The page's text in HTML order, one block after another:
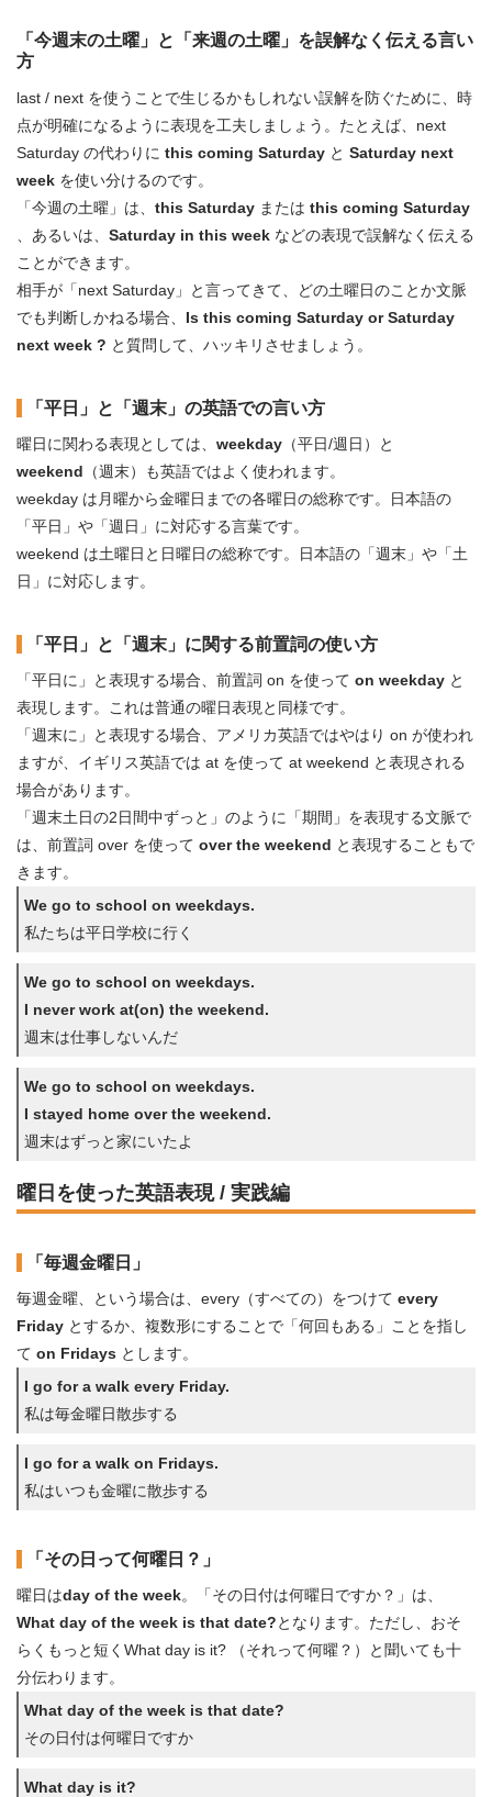
「今週末の土曜」と「来週の土曜」を誤解なく伝える言い
方
last / next を使うことで生じるかもしれない誤解を防ぐために、時
点が明確になるように表現を工夫しましょう。たとえば、next
Saturday の代わりに this coming Saturday と Saturday next
week を使い分けるのです。
「今週の土曜」は、 this Saturday または this coming Saturday
、あるいは、 Saturday in this week などの表現で誤解なく伝える
ことができます。
相手が「next Saturday」と言ってきて、どの土曜日のことか文脈
でも判断しかねる場合、 Is this coming Saturday or Saturday
next week ? と質問して、ハッキリさせましょう。
「平日」と「週末」の英語での言い方
曜日に関わる表現としては、 weekday （平日/週日）と
weekend （週末）も英語ではよく使われます。
weekday は月曜から金曜日までの各曜日の総称です。日本語の
「平日」や「週日」に対応する言葉です。
weekend は土曜日と日曜日の総称です。日本語の「週末」や「土
日」に対応します。
「平日」と「週末」に関する前置詞の使い方
「平日に」と表現する場合、前置詞 on を使って on weekday と
表現します。これは普通の曜日表現と同様です。
「週末に」と表現する場合、アメリカ英語ではやはり on が使われ
ますが、イギリス英語では at を使って at weekend と表現される
場合があります。
「週末土日の2日間中ずっと」のように「期間」を表現する文脈で
は、前置詞 over を使って over the weekend と表現することもで
きます。
We go to school on weekdays.
私たちは平日学校に行く
We go to school on weekdays.
I never work at(on) the weekend.
週末は仕事しないんだ
We go to school on weekdays.
I stayed home over the weekend.
週末はずっと家にいたよ
曜日を使った英語表現 / 実践編
「毎週金曜日」
毎週金曜、という場合は、every（すべての）をつけて every
Friday とするか、複数形にすることで「何回もある」ことを指し
て on Fridays とします。
I go for a walk every Friday.
私は毎金曜日散歩する
I go for a walk on Fridays.
私はいつも金曜に散歩する
「その日って何曜日？」
曜日はday of the week。「その日付は何曜日ですか？」は、
What day of the week is that date?となります。ただし、おそ
らくもっと短くWhat day is it? （それって何曜？）と聞いても十
分伝わります。
What day of the week is that date?
その日付は何曜日ですか
What day is it?